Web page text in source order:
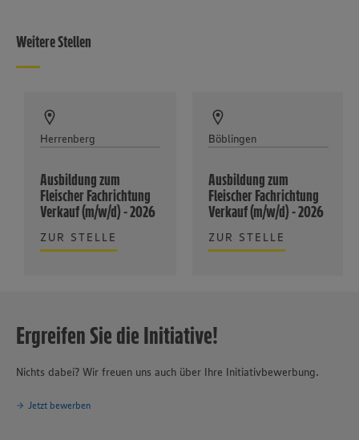
Weitere Stellen
Herrenberg
Ausbildung zum
Fleischer Fachrichtung
Verkauf (m/w/d) - 2026
ZUR STELLE
Böblingen
Ausbildung zum
Fleischer Fachrichtung
Verkauf (m/w/d) - 2026
ZUR STELLE
Ergreifen Sie die Initiative!
Nichts dabei? Wir freuen uns auch über Ihre Initiativbewerbung.
Jetzt bewerben